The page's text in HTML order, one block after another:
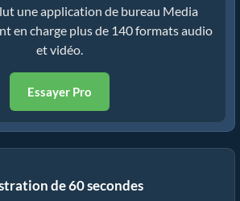
une application de bureau Media
en charge plus de 140 formats audio
et vidéo.
Essayer Pro
de 60 secondes
multimedia